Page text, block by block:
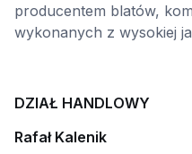
producentem blatów,
wykonanych z wysokiej
DZIAŁ HANDLOWY
Rafał Kalenik